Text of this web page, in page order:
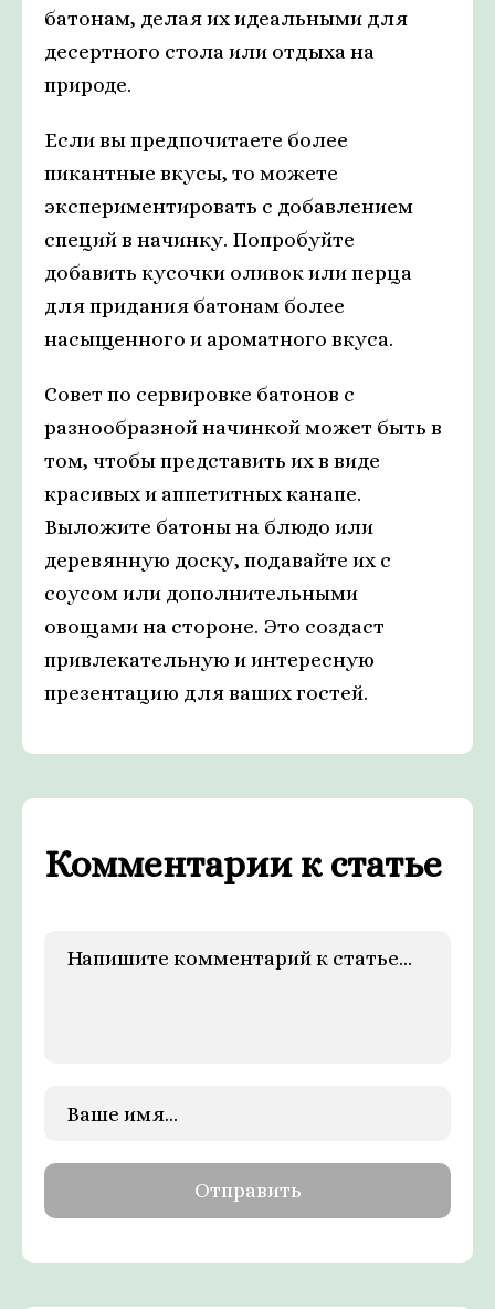
батонам, делая их идеальными для
десертного стола или отдыха на
природе.
Если вы предпочитаете более
пикантные вкусы, то можете
экспериментировать с добавлением
специй в начинку. Попробуйте
добавить кусочки оливок или перца
для придания батонам более
насыщенного и ароматного вкуса.
Совет по сервировке батонов с
разнообразной начинкой может быть в
том, чтобы представить их в виде
красивых и аппетитных канапе.
Выложите батоны на блюдо или
деревянную доску, подавайте их с
соусом или дополнительными
овощами на стороне. Это создаст
привлекательную и интересную
презентацию для ваших гостей.
Комментарии к статье